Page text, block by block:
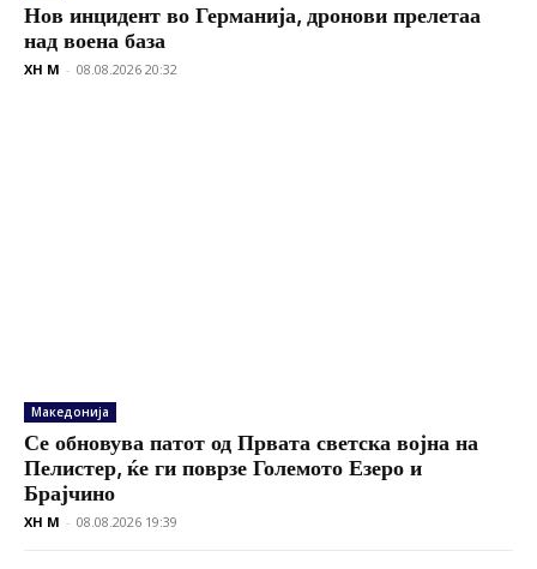
Нов инцидент во Германија, дронови прелетаа
над воена база
XH M - 08.08.2026 20:32
Македонија
Се обновува патот од Првата светска војна на
Пелистер, ќе ги поврзе Големото Езеро и
Брајчино
XH M - 08.08.2026 19:39